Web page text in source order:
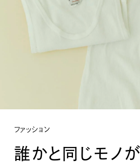
ファッション
誰かと同じモノ